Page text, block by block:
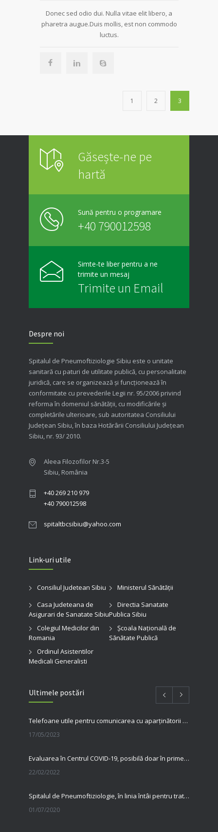
Donec sed odio dui. Nulla vitae elit libero, a
pharetra augue.Duis mollis, est non commodo
luctus.
1 2 3
Găsește-ne pe
hartă
Sună pentru o programare
+40 790012598
Simte-te liber pentru a ne
trimite un mesaj
Trimite un Email
Despre noi
Spitalul de Pneumoftiziologie Sibiu este o unitate
sanitară cu paturi de utilitate publică, cu personalitate
juridică, care se organizează şi funcţionează în
conformitate cu prevederile Legii nr. 95/2006 privind
reforma în domeniul sănătăţii, cu modificările şi
completările ulterioare, sub autoritatea Consiliului
Judeţean Sibiu, în baza Hotărârii Consiliului Judeţean
Sibiu, nr. 93/ 2010.
Aleea Filozofilor Nr.3-5
Sibiu, România
+40 269 210 979
+40 790012598
spitaltbcsibiu@yahoo.com
Link-uri utile
Consiliul Judetean Sibiu
Ministerul Sănătății
Casa Judeteana de
Asigurari de Sanatate Sibiu
Directia Sanatate
Publica Sibiu
Colegiul Medicilor din
Romania
Şcoala Naţională de
Sănătate Publică
Ordinul Asistentilor
Medicali Generalisti
Ultimele postări
Telefoane utile pentru comunicarea cu aparținătorii pacienților internați în spitalul nostru
17/05/2023
Evaluarea în Centrul COVID-19, posibilă doar în primele 5 zile de la pozitivare
22/02/2022
Spitalul de Pneumoftiziologie, în linia întâi pentru tratarea pacienților cu Covid
01/07/2020